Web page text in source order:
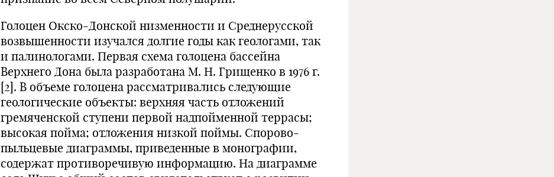
Голоцен Окско-Донской низменности и Среднерусской
возвышенности изучался долгие годы как геологами, так
и палинологами. Первая схема голоцена бассейна
Верхнего Дона была разработана М. Н. Грищенко в 1976 г.
[2]. В объеме голоцена рассматривались следующие
геологические объекты: верхняя часть отложений
гремяченской ступени первой надпойменной террасы;
высокая пойма; отложения низкой поймы. Спорово-
пыльцевые диаграммы, приведенные в монографии,
содержат противоречивую информацию. На диаграмме